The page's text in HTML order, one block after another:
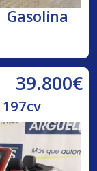
Gasolina
39.800€